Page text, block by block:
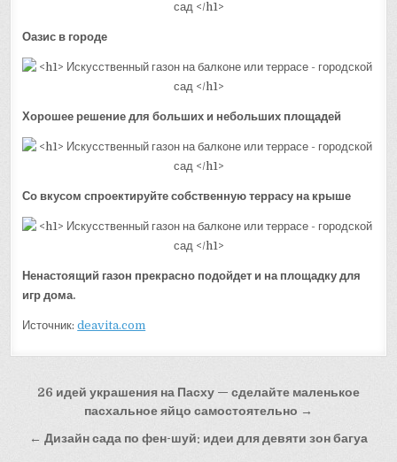
Оазис в городе
Хорошее решение для больших и небольших площадей
Со вкусом спроектируйте собственную террасу на крыше
Ненастоящий газон прекрасно подойдет и на площадку для
игр дома.
Источник:deavita.com
Навигация
записям
26 идей украшения на Пасху — сделайте маленькое
пасхальное яйцо самостоятельно →
← Дизайн сада по фен-шуй: идеи для девяти зон багуа